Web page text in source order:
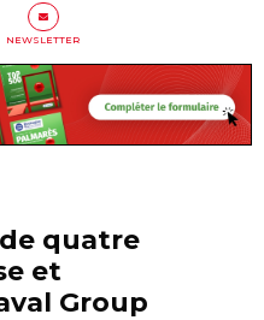
NEWSLETTER
quatre
et
Group